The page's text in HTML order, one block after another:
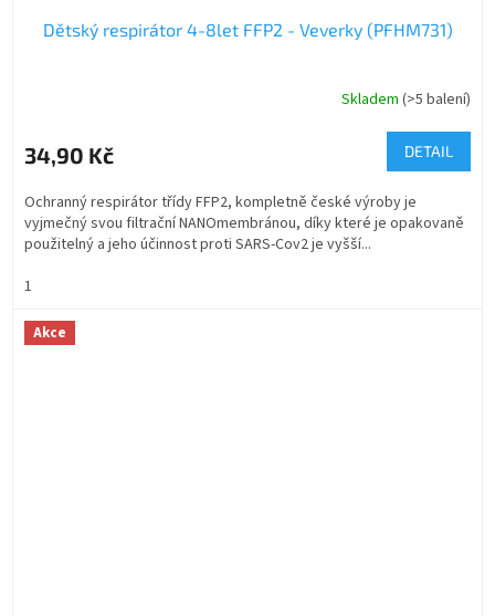
Dětský respirátor 4-8let FFP2 - Veverky (PFHM731)
Skladem (>5 balení)
34,90 Kč DETAIL
Ochranný respirátor třídy FFP2, kompletně české výroby je
vyjmečný svou filtrační NANOmembránou, díky které je opakovaně
použitelný a jeho účinnost proti SARS-Cov2 je vyšší...
1
Akce